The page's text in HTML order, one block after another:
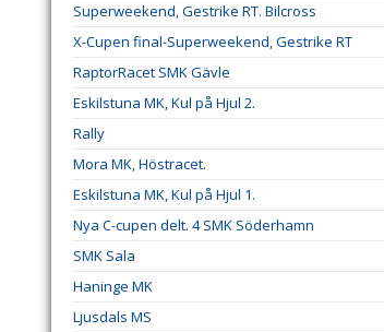
Superweekend, Gestrike RT. Bilcross
X-Cupen final-Superweekend, Gestrike RT
RaptorRacet SMK Gävle
Eskilstuna MK, Kul på Hjul 2.
Rally
Mora MK, Höstracet.
Eskilstuna MK, Kul på Hjul 1.
Nya C-cupen delt. 4 SMK Söderhamn
SMK Sala
Haninge MK
Ljusdals MS